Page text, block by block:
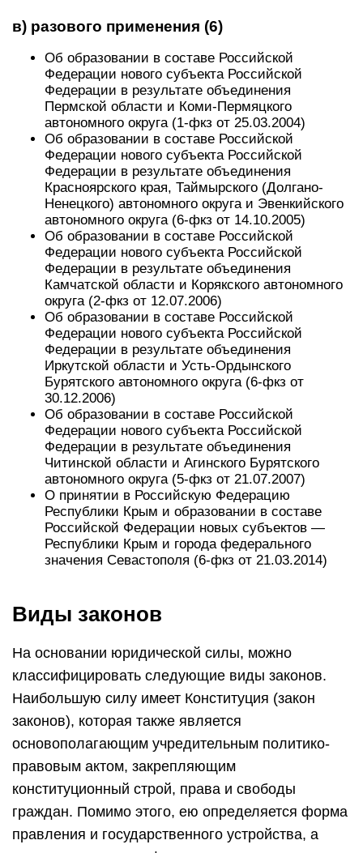
в) разового применения (6)
Об образовании в составе Российской
Федерации нового субъекта Российской
Федерации в результате объединения
Пермской области и Коми-Пермяцкого
автономного округа (1-фкз от 25.03.2004)
Об образовании в составе Российской
Федерации нового субъекта Российской
Федерации в результате объединения
Красноярского края, Таймырского (Долгано-
Ненецкого) автономного округа и Эвенкийского
автономного округа (6-фкз от 14.10.2005)
Об образовании в составе Российской
Федерации нового субъекта Российской
Федерации в результате объединения
Камчатской области и Корякского автономного
округа (2-фкз от 12.07.2006)
Об образовании в составе Российской
Федерации нового субъекта Российской
Федерации в результате объединения
Иркутской области и Усть-Ордынского
Бурятского автономного округа (6-фкз от
30.12.2006)
Об образовании в составе Российской
Федерации нового субъекта Российской
Федерации в результате объединения
Читинской области и Агинского Бурятского
автономного округа (5-фкз от 21.07.2007)
О принятии в Российскую Федерацию
Республики Крым и образовании в составе
Российской Федерации новых субъектов —
Республики Крым и города федерального
значения Севастополя (6-фкз от 21.03.2014)
Виды законов
На основании юридической силы, можно
классифицировать следующие виды законов.
Наибольшую силу имеет Конституция (закон
законов), которая также является
основополагающим учредительным политико-
правовым актом, закрепляющим
конституционный строй, права и свободы
граждан. Помимо этого, ею определяется форма
правления и государственного устройства, а